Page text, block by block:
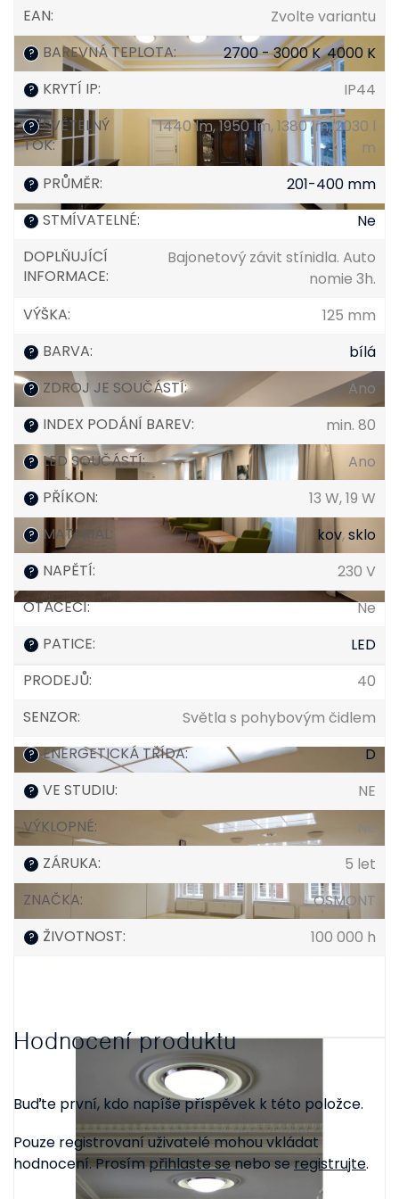
EAN: Zvolte variantu
? BAREVNÁ TEPLOTA: 2700 - 3000 K,4000 K
? KRYTÍ IP: IP44
? SVĚTELNÝ
TOK:
1440 lm, 1950 lm, 1380 lm, 2030 l
m
? PRŮMĚR: 201-400 mm
? STMÍVATELNÉ:
Ne
DOPLŇUJÍCÍ
INFORMACE:
Bajonetový závit stínidla. Auto
nomie 3h.
VÝŠKA: 125 mm
? BARVA: bílá
? ZDROJ JE SOUČÁSTÍ: Ano
? INDEX PODÁNÍ BAREV: min. 80
? LED SOUČÁSTÍ: Ano
? PŘÍKON: 13 W, 19 W
? MATERIÁL: kov, sklo
? NAPĚTÍ:
230 V
OTÁČECÍ: Ne
? PATICE:
LED
PRODEJŮ:
40
SENZOR: Světla s pohybovým čidlem
? ENERGETICKÁ TŘÍDA: D
? VE STUDIU:
NE
VÝKLOPNÉ: Ne
? ZÁRUKA:
5 let
ZNAČKA: OSMONT
? ŽIVOTNOST: 100 000 h
Hodnocení produktu
Buďte první, kdo napíše příspěvek k této položce.
Pouze registrovaní uživatelé mohou vkládat
hodnocení. Prosímpřihlaste senebo seregistrujte.